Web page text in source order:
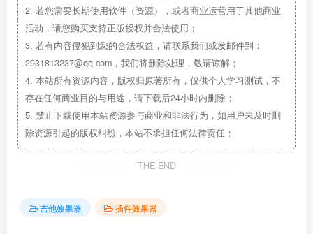
2. 若您需要长期使用软件（资源），或者商业运营用于其他商业
活动，请您购买支持正版授权并合法使用；
3. 若有内容侵犯到您的合法权益，请联系我们或发邮件到：
2931813237@qq.com，我们将删除处理，敬请谅解；
4. 本站所有资源内容，版权归原著所有，仅供个人学习测试，不
存在任何商业目的与用途，请下载后24小时内删除；
5. 禁止下载使用本站资源参与商业和非法行为，如用户未及时删
除资源引起的版权纠纷，本站不承担任何法律责任；
THE END
吉他效果器 插件效果器